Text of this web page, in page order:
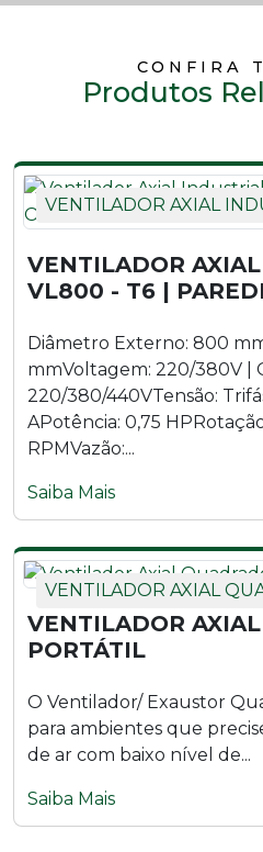
Ventilador Axial Industrial VL800 -
Ventilador Axial Industrial VL800
Ventilador Axial Industrial VL800 -
Ventilador Axial Industrial VL830 -
Ventilador Axial Industrial VL830
Ventilador Axial Industrial
Ventilador Axial Industrial
Ventilador Axial Industrial
Ventilador Axial Industrial
CONFIRA
Produtos
VENTILADOR AXIAL
VENTILADOR
VL800 - T6 |
Diâmetro Externo: 800
mmVoltagem: 220/380V |
220/380/440VTensão:
APotência: 0,75
RPMVazão:...
Saiba Mais
VENTILADOR AXIAL
VENTILADOR
PORTÁTIL
O Ventilador/ Exaustor
para ambientes que
de ar com baixo nível de...
Saiba Mais